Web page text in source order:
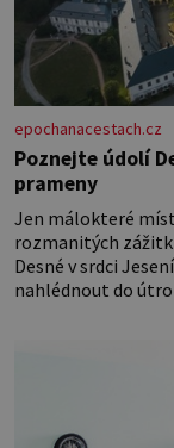
epochanacestach.cz
Poznejte údolí
prameny
Jen málokteré
rozmanitých
Desné v srdci
nahlédnout do